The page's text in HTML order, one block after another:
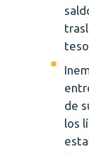
de
los